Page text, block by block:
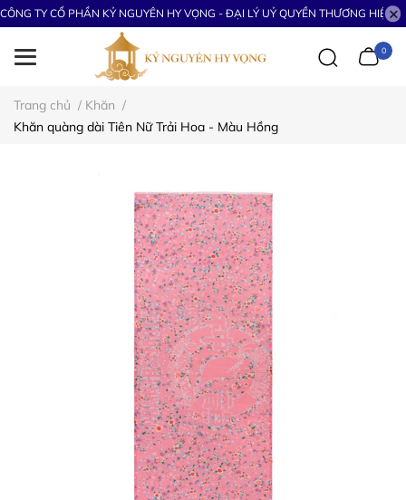
CÔNG TY CỔ PHẦN KỶ NGUYÊN HY VỌNG - ĐẠI LÝ UỶ QUYỀN THƯƠNG HIỆU
0
Trang chủ / Khăn /
Khăn quàng dài Tiên Nữ Trải Hoa - Màu Hồng